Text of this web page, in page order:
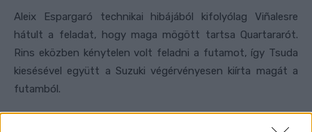
Aleix Espargaró technikai hibájából kifolyólag Viñalesre
hátult a feladat, hogy maga mögött tartsa Quartararót.
Rins eközben kénytelen volt feladni a futamot, így Tsuda
kiesésével együtt a Suzuki végérvényesen kiírta magát a
futamból.